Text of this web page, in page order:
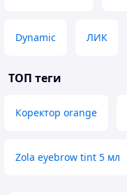
Dynamic ЛИК
ТОП теги
Коректор orange
Zola eyebrow tint 5 мл